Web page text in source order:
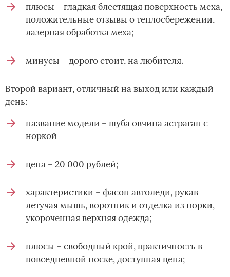
плюсы – гладкая блестящая поверхность меха,
положительные отзывы о теплосбережении,
лазерная обработка меха;
минусы – дорого стоит, на любителя.
Второй вариант, отличный на выход или каждый
день:
название модели – шуба овчина астраган с
норкой
цена – 20 000 рублей;
характеристики – фасон­ автоледи, рукав
летучая мышь, воротник и отделка из норки,
укороченная верхняя одежда;
плюсы – свободный крой, практичность в
повседневной носке, доступная цена;